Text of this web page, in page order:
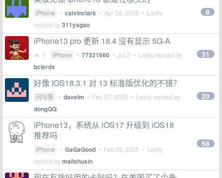
iPhone • calvinclark • Apr 26, 2025 • Lastly
replied by311yagao
8
iPhone13 pro 更新 18.4 没有显示 5G-A
1 iPhone • 77321660 • Jul 2 • Lastly replied by
bclerdx
31
好像 IOS18.3.1 对 13 标准版优化的不错？
问与答 • davelm • Feb 27, 2025 • Lastly replied by
dongQQ
20
iPhone13，系统从 iOS17 升级到 iOS18
推荐吗
iPhone • GaGaGood • Feb 26, 2025 • Lastly
replied bymailshuxin
58